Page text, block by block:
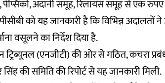
अदानी समूह, रिलायंस समूह से एक रुपए
को यह जानकारी है कि विभिन्न
वसूलने का निर्देश दिया है.
ट्रिब्यूनल (एनजीटी) की ओर से गठित, कचरा
की समिति की रिपोर्ट से यह जानकारी मिली.